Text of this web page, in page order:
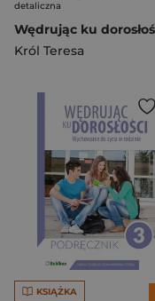
detaliczna
Król Teresa
KSIĄŻKA